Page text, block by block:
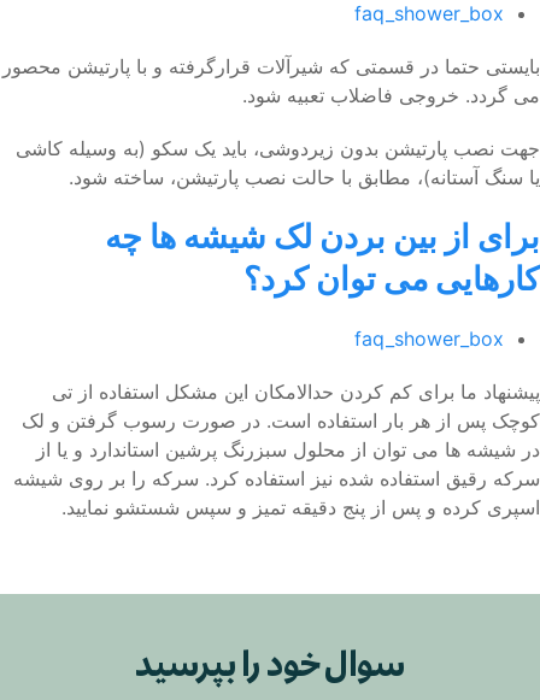
faq_shower_box
بایستی حتما در قسمتی که شیرآلات قرارگرفته و با پارتیشن محصور
می گردد. خروجی فاضلاب تعبیه شود.
جهت نصب پارتیشن بدون زیردوشی، باید یک سکو (به وسیله کاشی
یا سنگ آستانه)، مطابق با حالت نصب پارتیشن، ساخته شود.
برای از بین بردن لک شیشه ها چه
کارهایی می توان کرد؟
faq_shower_box
پیشنهاد ما برای کم کردن حدالامکان این مشکل استفاده از تی
کوچک پس از هر بار استفاده است. در صورت رسوب گرفتن و لک
در شیشه ها می توان از محلول سبزرنگ پرشین استاندارد و یا از
سرکه رقیق استفاده شده نیز استفاده کرد. سرکه را بر روی شیشه
اسپری کرده و پس از پنج دقیقه تمیز و سپس شستشو نمایید.
سوال خود را بپرسید